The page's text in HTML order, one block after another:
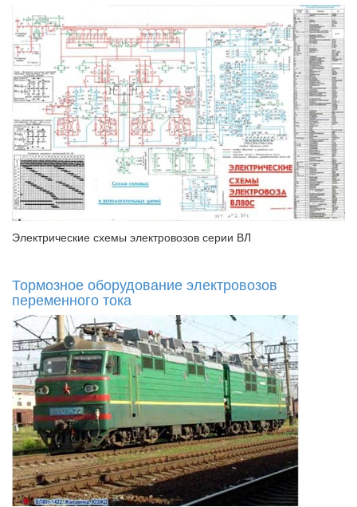
Электрические схемы электровозов серии ВЛ
Тормозное оборудование электровозов
переменного тока